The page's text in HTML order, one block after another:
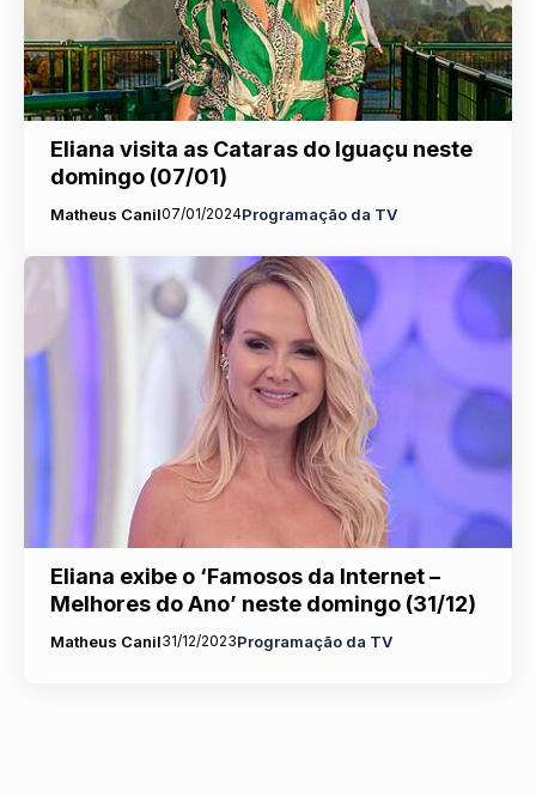
Eliana visita as Cataras do Iguaçu neste
domingo (07/01)
Matheus Canil07/01/2024Programação da TV
Eliana exibe o ‘Famosos da Internet –
Melhores do Ano’ neste domingo (31/12)
Matheus Canil31/12/2023Programação da TV